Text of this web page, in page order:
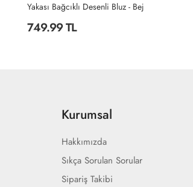
Yakası Bağcıklı Desenli Bluz - Bej
749.99 TL
Kurumsal
Hakkımızda
Sıkça Sorulan Sorular
Sipariş Takibi